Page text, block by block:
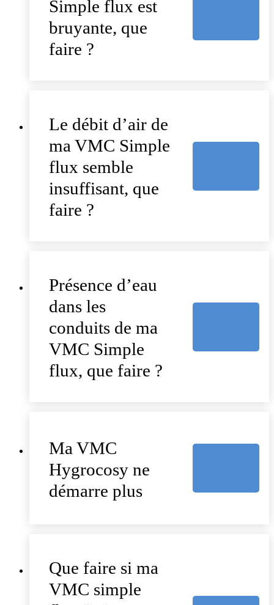
Simple flux est
bruyante, que
faire ?
Le débit d’air de
ma VMC Simple
flux semble
insuffisant, que
faire ?
Présence d’eau
dans les
conduits de ma
VMC Simple
flux, que faire ?
Ma VMC
Hygrocosy ne
démarre plus
Que faire si ma
VMC simple